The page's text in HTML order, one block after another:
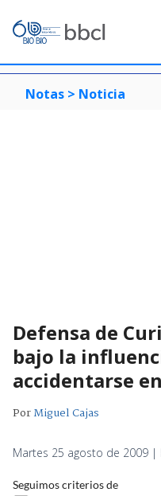
Notas > Noticia
Defensa de
bajo la
accidentarse
PorMiguel Cajas
Martes 25 agosto de 2009 |
Seguimos criterios de